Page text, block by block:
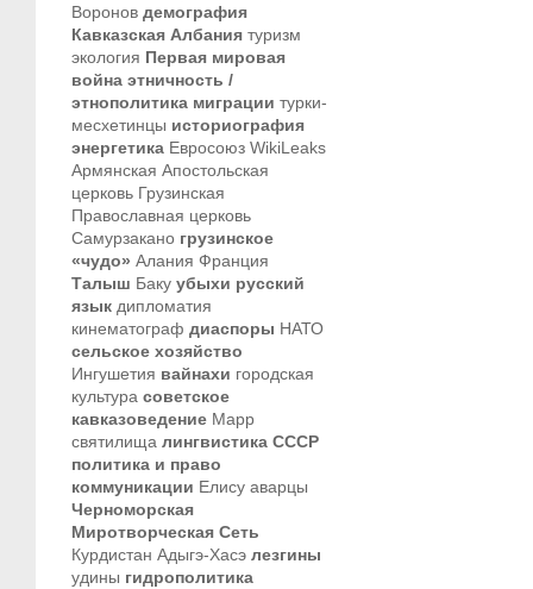
Воронов демография
Кавказская Албания туризм
экология Первая мировая
война этничность /
этнополитика миграции турки-
месхетинцы историография
энергетика Евросоюз WikiLeaks
Армянская Апостольская
церковь Грузинская
Православная церковь
Самурзакано грузинское
«чудо» Алания Франция
Талыш Баку убыхи русский
язык дипломатия
кинематограф диаспоры НАТО
сельское хозяйство
Ингушетия вайнахи городская
культура советское
кавказоведение Марр
святилища лингвистика СССР
политика и право
коммуникации Елису аварцы
Черноморская
Миротворческая Сеть
Курдистан Адыгэ-Хасэ лезгины
удины гидрополитика